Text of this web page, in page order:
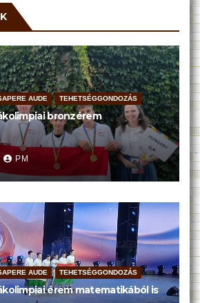
AUDE TEHETSÉGGONDOZÁS
bronzérem
PM
AUDE TEHETSÉGGONDOZÁS
érem matematikából is